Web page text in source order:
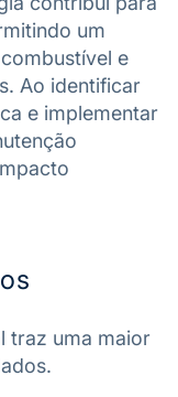
um
e
Ao identificar
e implementar
traz uma maior